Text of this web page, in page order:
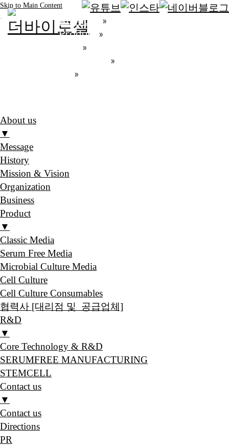
Skip to Main Content
About us
▼
Message
History
Mission & Vision
Organization
Business
Product
▼
Classic Media
Serum Free Media
Microbial Culture Media
Cell Culture
Cell Culture Consumables
협력사 [대리점 및 공급업체]
R&D
▼
Core Technology & R&D
SERUMFREE MANUFACTURING
STEMCELL
Contact us
▼
Contact us
Directions
PR
About us
»
Product
»
»
»
»